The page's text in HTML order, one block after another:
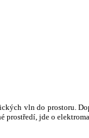
vln do prostoru.
prostředí, jde o